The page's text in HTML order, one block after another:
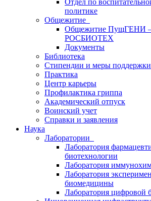
Отдел по
политике
Общежитие
Общежитие ПущГЕНИ –
РОСБИОТЕХ
Документы
Библиотека
Стипендии и меры
Практика
Центр карьеры
Профилактика гриппа
Академический отпуск
Воинский учет
Справки и заявления
Наука
Лаборатории
Лаборатория
биотехнологии
Лаборатория
Лаборатория
биомедицины
Лаборатория цифровой